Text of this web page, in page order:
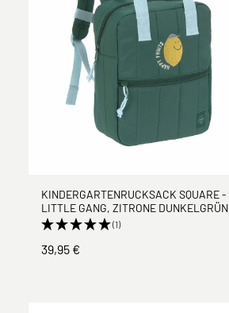
KINDERGARTENRUCKSACK SQUARE -
LITTLE GANG, ZITRONE DUNKELGRÜN
(1)
39,95 €